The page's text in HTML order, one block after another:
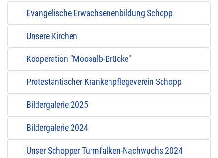
Evangelische Erwachsenenbildung Schopp
Unsere Kirchen
Kooperation "Moosalb-Brücke"
Protestantischer Krankenpflegeverein Schopp
Bildergalerie 2025
Bildergalerie 2024
Unser Schopper Turmfalken-Nachwuchs 2024